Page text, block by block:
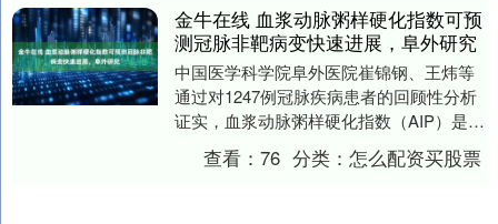
金牛在线 血浆动脉粥样硬化指数可预
测冠脉非靶病变快速进展，阜外研究
中国医学科学院阜外医院崔锦钢、王炜等
通过对1247例冠脉疾病患者的回顾性分析
证实，血浆动脉粥样硬化指数（AIP）是冠
脉非靶病变快速进展的独立危险因素，为
心血管疾....
查看：76 分类：怎么配资买股票